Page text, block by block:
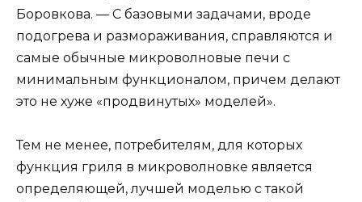
Боровкова. — С базовыми задачами, вроде
подогрева и размораживания, справляются и
самые обычные микроволновые печи с
минимальным функционалом, причем делают
это не хуже «продвинутых» моделей».
Тем не менее, потребителям, для которых
функция гриля в микроволновке является
определяющей, лучшей моделью с такой